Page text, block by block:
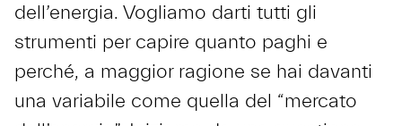
dell’energia. Vogliamo darti tutti gli
strumenti per capire quanto paghi e
perché, a maggior ragione se hai davanti
una variabile come quella del “mercato